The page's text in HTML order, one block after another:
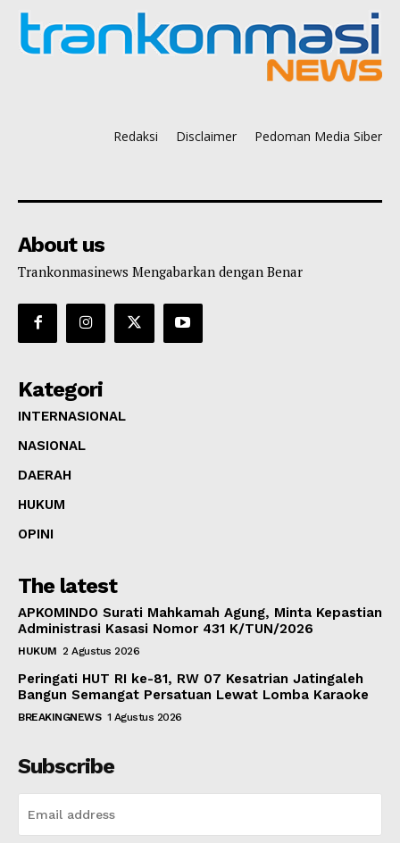
Redaksi Disclaimer Pedoman Media Siber
About us
Trankonmasinews Mengabarkan dengan Benar
Kategori
INTERNASIONAL
NASIONAL
DAERAH
HUKUM
OPINI
The latest
APKOMINDO Surati Mahkamah Agung, Minta Kepastian
Administrasi Kasasi Nomor 431 K/TUN/2026
HUKUM 2 Agustus 2026
Peringati HUT RI ke-81, RW 07 Kesatrian Jatingaleh
Bangun Semangat Persatuan Lewat Lomba Karaoke
BREAKINGNEWS 1 Agustus 2026
Subscribe